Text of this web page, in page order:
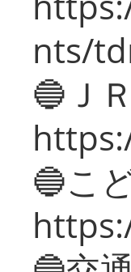
nts/
🔵Ｊ
🔵こ